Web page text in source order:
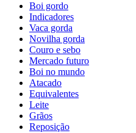
Boi gordo
Indicadores
Vaca gorda
Novilha gorda
Couro e sebo
Mercado futuro
Boi no mundo
Atacado
Equivalentes
Leite
Grãos
Reposição